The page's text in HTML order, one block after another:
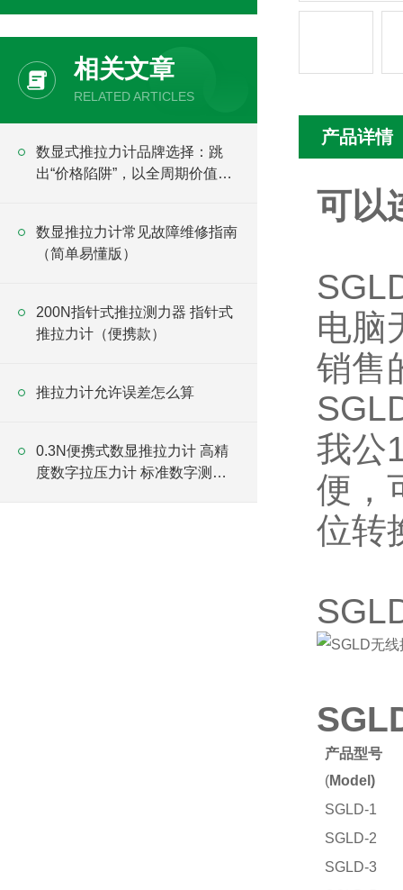
相关文章
RELATED ARTICLES
​数显式推拉力计品牌选择：跳
出“价格陷阱”，以全周期价值为
数显推拉力计常见故障维修指南
（简单易懂版）
200N指针式推拉测力器 指针式
推拉力计（便携款）
推拉力计允许误差怎么算
0.3N便携式数显推拉力计 高精
度数字拉压力计 标准数字测力
产品详情
可以
电脑
销售
我公
便，
位转
产品型号
(Model)
SGLD-1
SGLD-2
SGLD-3